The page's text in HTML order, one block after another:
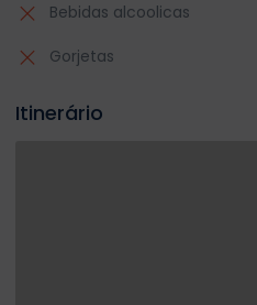
Bebidas alcoolicas
Gorjetas
Itinerário